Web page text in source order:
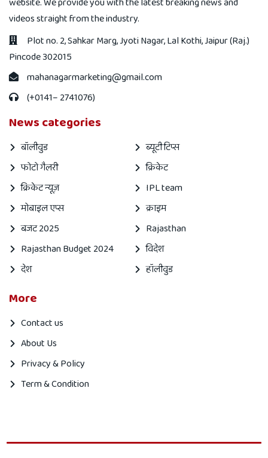
videos straight from the industry.
Plot no. 2, Sahkar Marg, Jyoti Nagar, Lal Kothi, Jaipur (Raj.)
Pincode 302015
mahanagarmarketing@gmail.com
(+0141– 2741076)
News categories
बॉलीवुड
ब्यूटी टिप्स
फोटो गैलरी
क्रिकेट
क्रिकेट न्यूज़
IPL team
मोबाइल एप्स
क्राइम
बजट 2025
Rajasthan
Rajasthan Budget 2024
विदेश
देश
हॉलीवुड
More
Contact us
About Us
Privacy & Policy
Term & Condition